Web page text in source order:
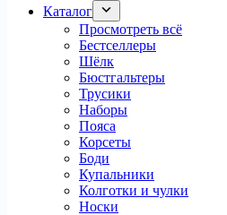
Каталог
Просмотреть всё
Бестселлеры
Шёлк
Бюстгальтеры
Трусики
Наборы
Пояса
Корсеты
Боди
Купальники
Колготки и чулки
Носки